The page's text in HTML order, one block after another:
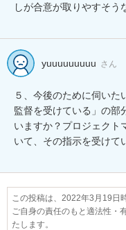
しが合意が取りやすそう
yuuuuuuuuu さん
５、今後のために伺いた
監督を受けている」の部
いますか？プロジェクト
いて、その指示を受けて
この投稿は、2022年3月19日
ご自身の責任のもと適法性・
たします。